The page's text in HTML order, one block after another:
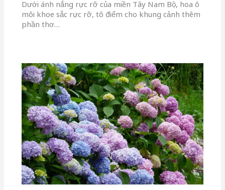
Dưới ánh nắng rực rỡ của miền Tây Nam Bộ, hoa ô
môi khoe sắc rực rỡ, tô điểm cho khung cảnh thêm
phần thơ…